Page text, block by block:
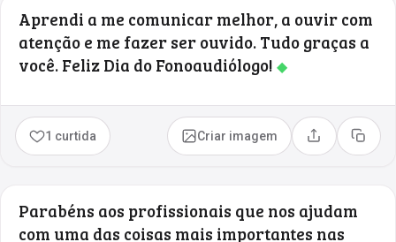
Aprendi a me comunicar melhor, a ouvir com
atenção e me fazer ser ouvido. Tudo graças a
você. Feliz Dia do Fonoaudiólogo! ◆
1 curtida Criar imagem Compartilhar
Copiar
Parabéns aos profissionais que nos ajudam
com uma das coisas mais importantes nas